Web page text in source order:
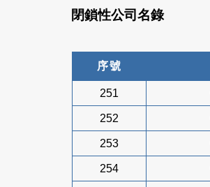
閉鎖性公司名錄
序號
251
252
253
254